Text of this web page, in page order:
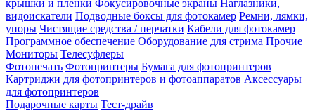
крышки и пленки Фокусировочные экраны Наглазники,
видоискатели Подводные боксы для фотокамер Ремни, лямки,
упоры Чистящие средства / перчатки Кабели для фотокамер
Программное обеспечение Оборудование для стрима Прочие
Мониторы Телесуфлеры
Фотопечать Фотопринтеры Бумага для фотопринтеров
Картриджи для фотопринтеров и фотоаппаратов Аксессуары
для фотопринтеров
Подарочные карты Тест-драйв